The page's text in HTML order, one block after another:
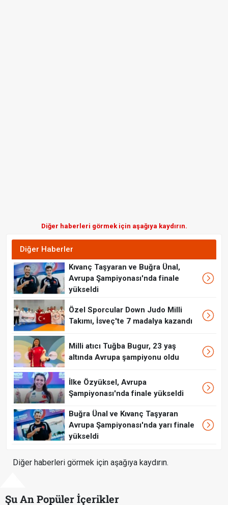
Diğer haberleri görmek için aşağıya kaydırın.
Diğer Haberler
Kıvanç Taşyaran ve Buğra Ünal,
Avrupa Şampiyonası'nda finale
yükseldi
Özel Sporcular Down Judo Milli
Takımı, İsveç'te 7 madalya kazandı
Milli atıcı Tuğba Bugur, 23 yaş
altında Avrupa şampiyonu oldu
İlke Özyüksel, Avrupa
Şampiyonası'nda finale yükseldi
Buğra Ünal ve Kıvanç Taşyaran
Avrupa Şampiyonası'nda yarı finale
yükseldi
Diğer haberleri görmek için aşağıya kaydırın.
Şu An Popüler İçerikler